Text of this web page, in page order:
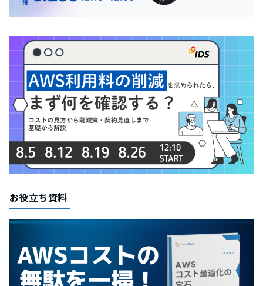
お役立ち資料